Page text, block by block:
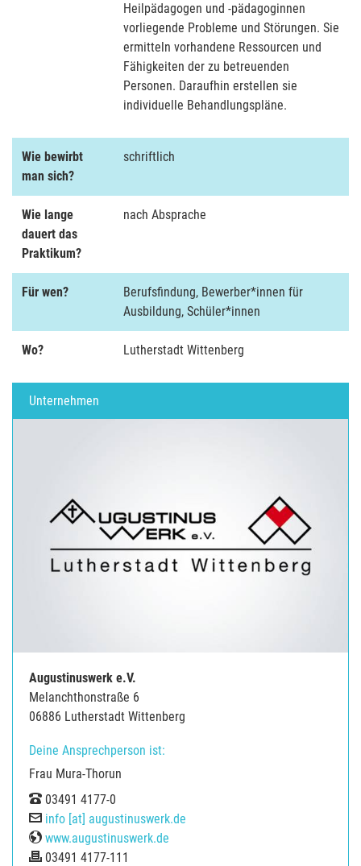
Heilpädagogen und -pädagoginnen
vorliegende Probleme und Störungen. Sie
ermitteln vorhandene Ressourcen und
Fähigkeiten der zu betreuenden
Personen. Daraufhin erstellen sie
individuelle Behandlungspläne.
Wie bewirbt
man sich?
schriftlich
Wie lange
dauert das
Praktikum?
nach Absprache
Für wen?
Berufsfindung, Bewerber*innen für
Ausbildung, Schüler*innen
Wo? Lutherstadt Wittenberg
Unternehmen
Augustinuswerk e.V.
Melanchthonstraße 6
06886 Lutherstadt Wittenberg
Deine Ansprechperson ist:
Frau Mura-Thorun
Tel
03491 4177-0
E-Mail
info [at] augustinuswerk.de
Web
www.augustinuswerk.de
Fax
03491 4177-111